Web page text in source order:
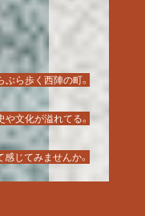
ぶら歩く西陣の町。
文化が溢れてる。
感じてみませんか。